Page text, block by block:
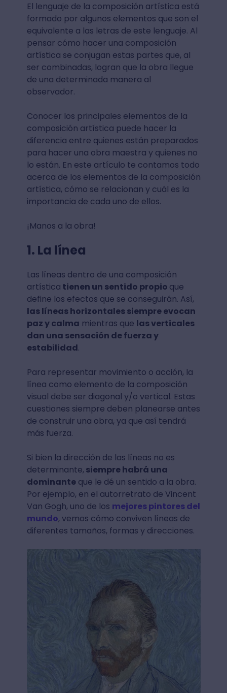
El lenguaje de la composición artística está
formado por algunos elementos que son el
equivalente a las letras de este lenguaje. Al
pensar cómo hacer una composición
artística se conjugan estas partes que, al
ser combinadas, logran que la obra llegue
de una determinada manera al
observador.
Conocer los principales elementos de la
composición artística puede hacer la
diferencia entre quienes están preparados
para hacer una obra maestra y quienes no
lo están. En este artículo te contamos todo
acerca de los elementos de la composición
artística, cómo se relacionan y cuál es la
importancia de cada uno de ellos.
¡Manos a la obra!
1. La línea
Las líneas dentro de una composición
artística tienen un sentido propio que
define los efectos que se conseguirán. Así,
las líneas horizontales siempre evocan
paz y calma mientras que las verticales
dan una sensación de fuerza y
estabilidad.
Para representar movimiento o acción, la
línea como elemento de la composición
visual debe ser diagonal y/o vertical. Estas
cuestiones siempre deben planearse antes
de construir una obra, ya que así tendrá
más fuerza.
Si bien la dirección de las líneas no es
determinante, siempre habrá una
dominanteque le dé un sentido a la obra.
Por ejemplo, en el autorretrato de Vincent
Van Gogh, uno de los mejores pintores del
mundo, vemos cómo conviven líneas de
diferentes tamaños, formas y direcciones.